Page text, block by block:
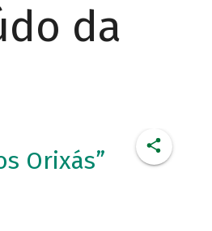
da
Orixás”